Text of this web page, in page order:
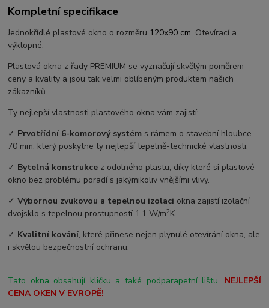
Kompletní specifikace
Jednokřídlé plastové okno o rozměru 120x90 cm. Otevírací a
výklopné.
Plastová okna z řady PREMIUM se vyznačují skvělým poměrem
ceny a kvality a jsou tak velmi oblíbeným produktem našich
zákazníků.
Ty nejlepší vlastnosti plastového okna vám zajistí:
✓ Prvotřídní 6-komorový systém s rámem o stavební hloubce
70 mm, který poskytne ty nejlepší tepelně-technické vlastnosti.
✓ Bytelná konstrukce z odolného plastu, díky které si plastové
okno bez problému poradí s jakýmikoliv vnějšími vlivy.
✓Výbornou zvukovou a tepelnou izolaci okna zajistí izolační
dvojsklo s tepelnou prostupností 1,1 W/m2K.
✓ Kvalitní kování, které přinese nejen plynulé otevírání okna, ale
i skvělou bezpečnostní ochranu.
Tato okna obsahují kličku a také podparapetní lištu. NEJLEPŠÍ
CENA OKEN V EVROPĚ!